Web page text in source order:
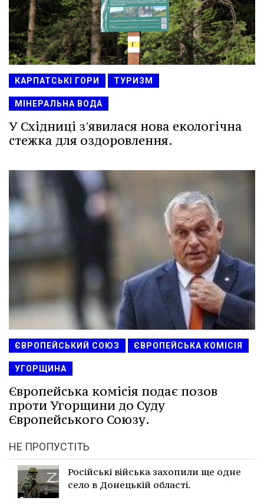
КАРПАТСЬКІ ГОРИ ТУРИЗМ
МІНЕРАЛЬНА ВОДА
У Східниці з'явилася нова екологічна
стежка для оздоровлення.
ЄВРОПЕЙСЬКИЙ СОЮЗ ЄВРОПЕЙСЬКА КОМІСІЯ
УГОРЩИНА
Європейська комісія подає позов
проти Угорщини до Суду
Європейського Союзу.
НЕ ПРОПУСТІТЬ
Російські війська захопили ще одне
село в Донецькій області.